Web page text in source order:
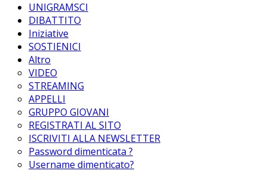
UNIGRAMSCI
DIBATTITO
Iniziative
SOSTIENICI
Altro
VIDEO
STREAMING
APPELLI
GRUPPO GIOVANI
REGISTRATI AL SITO
ISCRIVITI ALLA NEWSLETTER
Password dimenticata ?
Username dimenticato?